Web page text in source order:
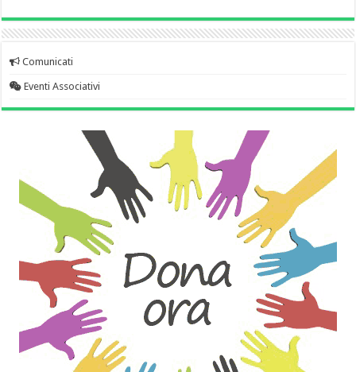
Comunicati
Eventi Associativi